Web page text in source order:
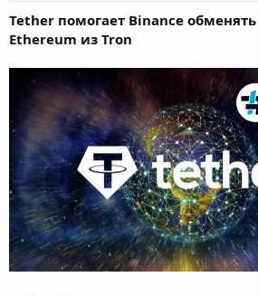
Tether помогает Binance
Ethereum из Tron